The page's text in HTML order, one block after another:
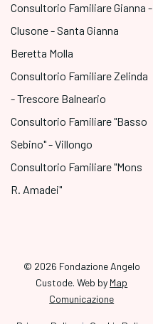
Consultorio Familiare Gianna -
Clusone - Santa Gianna
Beretta Molla
Consultorio Familiare Zelinda
- Trescore Balneario
Consultorio Familiare "Basso
Sebino" - Villongo
Consultorio Familiare "Mons
R. Amadei"
© 2026 Fondazione Angelo
Custode. Web by Map
Comunicazione